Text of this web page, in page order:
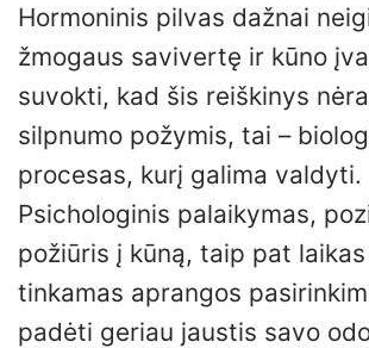
Hormoninis pilvas dažnai
žmogaus savivertę ir kūno
suvokti, kad šis reiškinys
silpnumo požymis, tai –
procesas, kurį galima valdyti.
Psichologinis palaikymas,
požiūris į kūną, taip pat
tinkamas aprangos
padėti geriau jaustis savo